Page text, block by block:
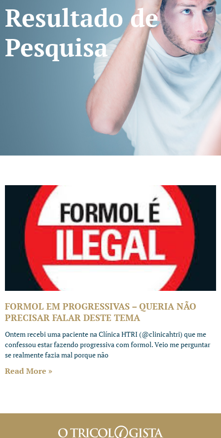
Resultado de
Pesquisa
FORMOL EM PROGRESSIVAS – QUERIA NÃO
PRECISAR FALAR DESTE TEMA
Ontem recebi uma paciente na Clínica HTRI (@clinicahtri) que me
confessou estar fazendo progressiva com formol. Veio me perguntar
se realmente fazia mal porque não
Read More »